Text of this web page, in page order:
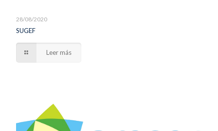
28/08/2020
SUGEF
Leer más